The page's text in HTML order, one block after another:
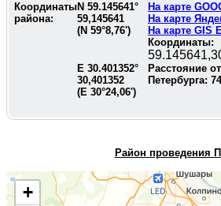
Координаты
района:
N 59.145641°
59,145641
(N 59°8,76')
На карте
На карте
На карте GIS
Координаты:
E 30.401352°
30,401352
(E 30°24,06')
Расстояние
Петербурга: 74
Район проведения П
+